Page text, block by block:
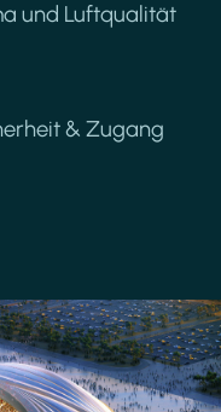
und Luftqualität
& Zugang